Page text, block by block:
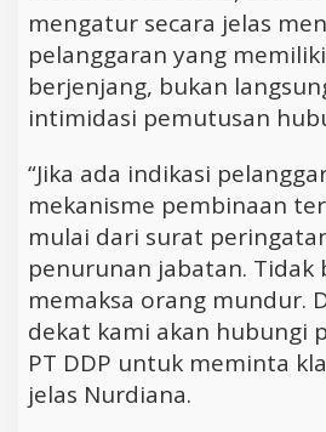
mengatur secara jelas
pelanggaran yang
berjenjang, bukan
intimidasi pemutusan
“Jika ada indikasi
mekanisme pembinaan
mulai dari surat
penurunan jabatan. Tidak
memaksa orang mundur.
dekat kami akan hubungi
PT DDP untuk meminta
jelas Nurdiana.